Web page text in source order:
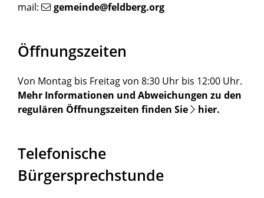
mail: gemeinde@feldberg.org
Öffnungszeiten
Von Montag bis Freitag von 8:30 Uhr bis 12:00 Uhr.
Mehr Informationen und Abweichungen zu den
regulären Öffnungszeiten finden Sie
hier.
Telefonische
Bürgersprechstunde